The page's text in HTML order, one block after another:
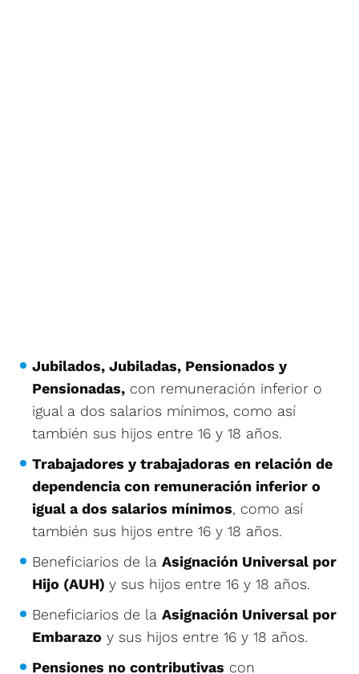
Jubilados, Jubiladas, Pensionados y
Pensionadas, con remuneración inferior o
igual a dos salarios mínimos, como así
también sus hijos entre 16 y 18 años.
Trabajadores y trabajadoras en relación de
dependencia con remuneración inferior o
igual a dos salarios mínimos, como así
también sus hijos entre 16 y 18 años.
Beneficiarios de la Asignación Universal por
Hijo (AUH) y sus hijos entre 16 y 18 años.
Beneficiarios de la Asignación Universal por
Embarazo y sus hijos entre 16 y 18 años.
Pensiones no contributivas con